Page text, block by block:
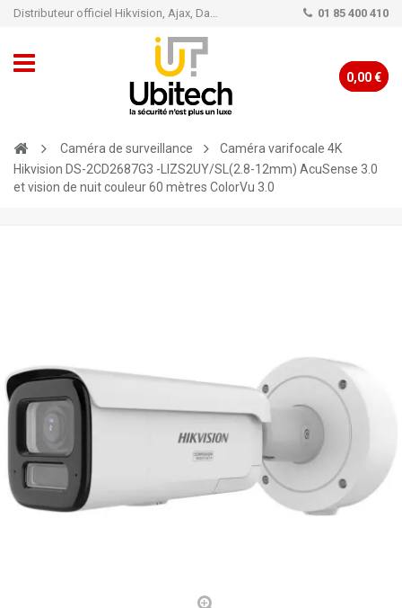
Distributeur officiel Hikvision, Ajax, Dahua, TP-Link - Caméra de vidéo surveillance - Alarme 01 85 400 410
0,00 €
Caméra de surveillance
Caméra varifocale 4K
Hikvision DS-2CD2687G3 -LIZS2UY/SL(2.8-12mm) AcuSense 3.0
et vision de nuit couleur 60 mètres ColorVu 3.0